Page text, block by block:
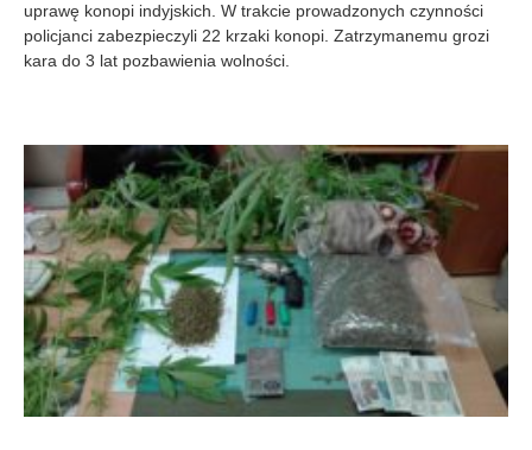
0
uprawę konopi indyjskich. W trakcie prowadzonych czynności
policjanci zabezpieczyli 22 krzaki konopi. Zatrzymanemu grozi
kara do 3 lat pozbawienia wolności.